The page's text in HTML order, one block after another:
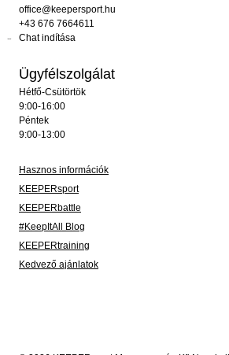
office@keepersport.hu
+43 676 7664611
Chat indítása
Ügyfélszolgálat
Hétfő-Csütörtök
9:00-16:00
Péntek
9:00-13:00
Hasznos információk
KEEPERsport
KEEPERbattle
#KeepItAll Blog
KEEPERtraining
Kedvező ajánlatok